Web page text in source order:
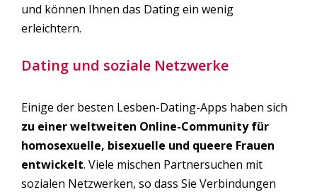
und können Ihnen das Dating ein wenig
erleichtern.
Dating und soziale Netzwerke
Einige der besten Lesben-Dating-Apps haben sich
zu einer weltweiten Online-Community für
homosexuelle, bisexuelle und queere Frauen
entwickelt. Viele mischen Partnersuchen mit
sozialen Netzwerken, so dass Sie Verbindungen